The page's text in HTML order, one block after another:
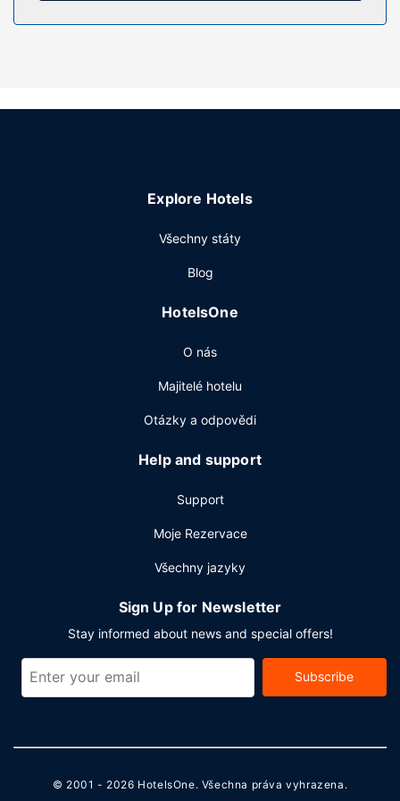
Zahrada nabízí krásný výhled a k součástí nabídky hotelu
hostům k dispozici samostatné parkování zdarma.
Explore Hotels
Všechny státy
Blog
HotelsOne
O nás
Majitelé hotelu
Otázky a odpovědi
Help and support
Support
Moje Rezervace
Všechny jazyky
Sign Up for Newsletter
Stay informed about news and special offers!
Subscribe
© 2001 - 2026 HotelsOne. Všechna práva vyhrazena.